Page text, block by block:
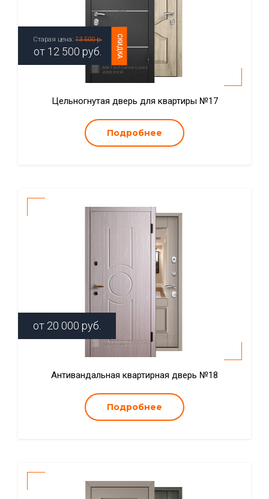
СКИДКА
Старая цена: 13 500 р.
от 12 500 руб.
Цельногнутая дверь для квартиры №17
Подробнее
от 20 000 руб.
Антивандальная квартирная дверь №18
Подробнее